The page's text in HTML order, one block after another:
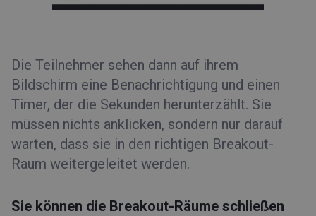
Die Teilnehmer sehen dann auf ihrem
Bildschirm eine Benachrichtigung und einen
Timer, der die Sekunden herunterzählt. Sie
müssen nichts anklicken, sondern nur darauf
warten, dass sie in den richtigen Breakout-
Raum weitergeleitet werden.
Sie können die Breakout-Räume schließen